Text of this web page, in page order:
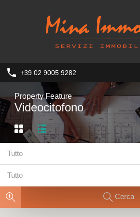
+39 02 9005 9282
Property Feature
Videocitofono
Tutto
Tutto
Cerca